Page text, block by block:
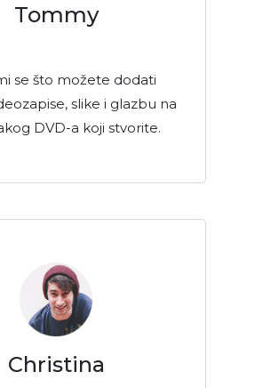
Tommy
se što možete dodati
slike i glazbu na
DVD-a koji stvorite.
Christina